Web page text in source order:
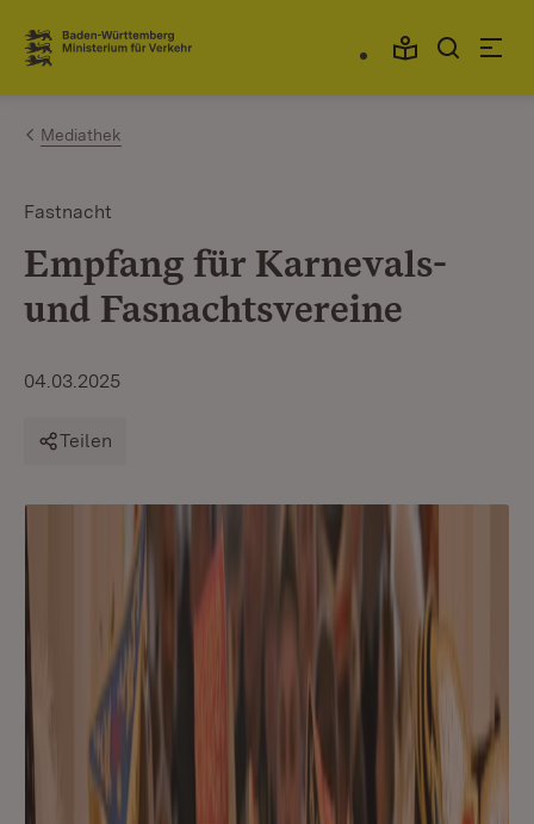
Zum Inhalt springen
Link zur Startseite
Mediathek
Fastnacht
Empfang für Karnevals-
und Fasnachtsvereine
04.03.2025
Teilen